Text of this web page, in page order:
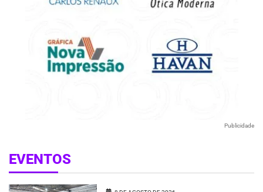
Publicidade
EVENTOS